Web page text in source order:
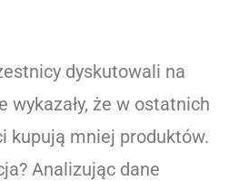
dyskutowali na
wykazały, że w ostatnich
kupują mniej produktów.
Analizując dane